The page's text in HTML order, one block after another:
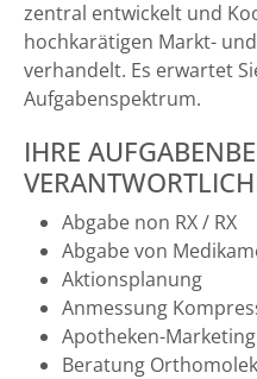
zentral entwickelt und
hochkarätigen Markt-
verhandelt. Es erwartet
Aufgabenspektrum.
IHRE
Abgabe non RX / RX
Abgabe von
Aktionsplanung
Anmessung
Apotheken-Marketing
Beratung